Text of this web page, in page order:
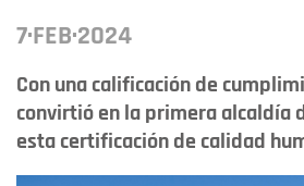
7·FEB·2024
Con una calificación de
convirtió en la primera alcaldía
esta certificación de calidad